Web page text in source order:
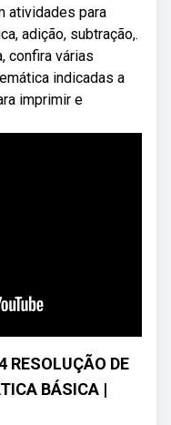
atividades para
adição, subtração,.
confira várias
indicadas a
imprimir e
RESOLUÇÃO DE
BÁSICA |